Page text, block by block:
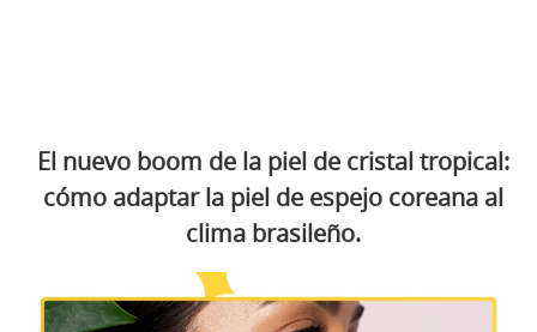
El nuevo boom de la piel de cristal tropical:
cómo adaptar la piel de espejo coreana al
clima brasileño.